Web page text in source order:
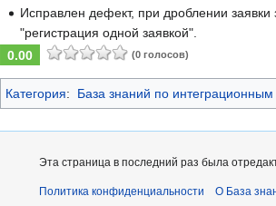
Исправлен дефект, при дроблении
"регистрация одной заявкой".
0.00
(0 голосов)
Категория: База знаний по
Эта страница в последний раз была
Политика конфиденциальности О База